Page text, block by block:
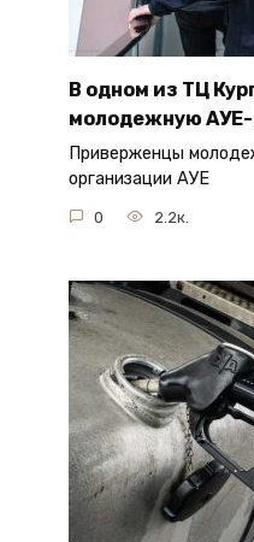
В одном из ТЦ
молодежную АУЕ-
Приверженцы
организации АУЕ
0 2.2к.